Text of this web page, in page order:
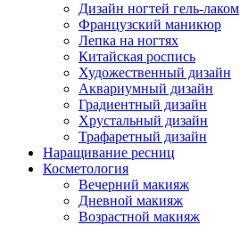
Дизайн ногтей гель-лаком
Французский маникюр
Лепка на ногтях
Китайская роспись
Художественный дизайн
Аквариумный дизайн
Градиентный дизайн
Хрустальный дизайн
Трафаретный дизайн
Наращивание ресниц
Косметология
Вечерний макияж
Дневной макияж
Возрастной макияж